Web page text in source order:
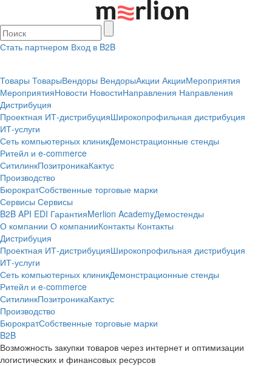
Стать партнером Вход в B2B
Товары ТоварыВендоры ВендорыАкции АкцииМероприятия
МероприятияНовости НовостиНаправления Направления
Дистрибуция
Проектная ИТ-дистрибуцияШирокопрофильная дистрибуция
ИТ-услуги
Сеть компьютерных клиникДемонстрационные стенды
Ритейл и e-commerce
СитилинкПозитроникаКактус
Производство
БюрократСобственные торговые марки
Сервисы Сервисы
B2B API EDI ГарантияMerlion AcademyДемостенды
О компании О компанииКонтакты Контакты
Дистрибуция
Проектная ИТ-дистрибуцияШирокопрофильная дистрибуция
ИТ-услуги
Сеть компьютерных клиникДемонстрационные стенды
Ритейл и e-commerce
СитилинкПозитроникаКактус
Производство
БюрократСобственные торговые марки
B2B
Возможность закупки товаров через интернет и оптимизации
логистических и финансовых ресурсов